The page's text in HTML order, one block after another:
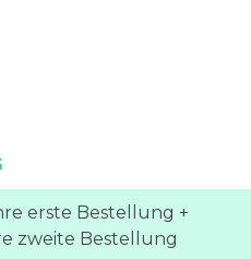
erste Bestellung +
zweite Bestellung